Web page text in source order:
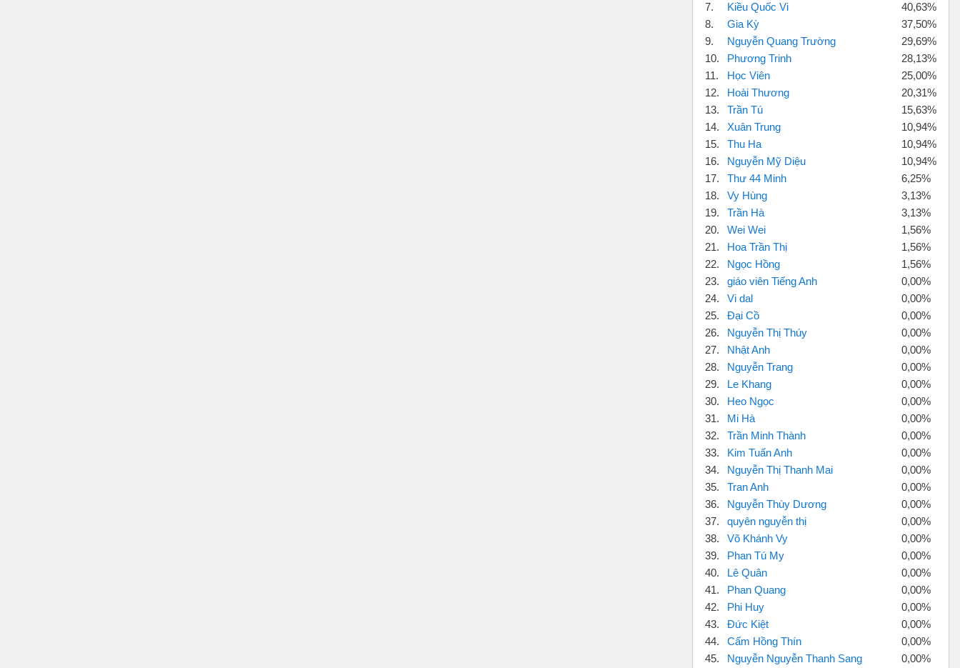
7.
Kiều Quốc Vi
40,63%
8.
Gia Kỳ
37,50%
9.
Nguyễn Quang Trường
29,69%
10.
Phương Trinh
28,13%
11.
Học Viên
25,00%
12.
Hoài Thương
20,31%
13.
Trần Tú
15,63%
14.
Xuân Trung
10,94%
15.
Thu Ha
10,94%
16.
Nguyễn Mỹ Diệu
10,94%
17.
Thư 44 Minh
6,25%
18.
Vy Hùng
3,13%
19.
Trần Hà
3,13%
20.
Wei Wei
1,56%
21.
Hoa Trần Thị
1,56%
22.
Ngọc Hồng
1,56%
23.
giáo viên Tiếng Anh
0,00%
24.
Vi dal
0,00%
25.
Đại Cồ
0,00%
26.
Nguyễn Thị Thúy
0,00%
27.
Nhật Anh
0,00%
28.
Nguyễn Trang
0,00%
29.
Le Khang
0,00%
30.
Heo Ngọc
0,00%
31.
Mi Hà
0,00%
32.
Trần Minh Thành
0,00%
33.
Kim Tuấn Anh
0,00%
34.
Nguyễn Thị Thanh Mai
0,00%
35.
Tran Anh
0,00%
36.
Nguyễn Thùy Dương
0,00%
37.
quyên nguyễn thị
0,00%
38.
Võ Khánh Vy
0,00%
39.
Phan Tú My
0,00%
40.
Lê Quân
0,00%
41.
Phan Quang
0,00%
42.
Phi Huy
0,00%
43.
Đức Kiệt
0,00%
44.
Cấm Hồng Thín
0,00%
45.
Nguyễn Nguyễn Thanh Sang 0,00%